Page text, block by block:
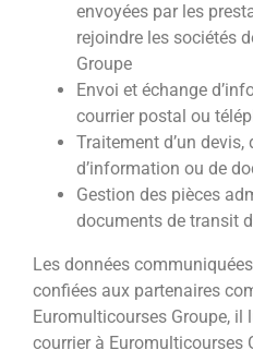
envoyées par les
rejoindre les sociétés
Groupe
Envoi et échange
courrier postal ou
Traitement d’un devis,
d’information ou de
Gestion des pièces
documents de transit
Les données
confiées aux partenaires
Euromulticourses Groupe,
courrier à Euromulticourses